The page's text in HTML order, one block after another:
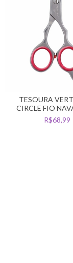
TESOURA
CIRCLE FIO
R$68,99